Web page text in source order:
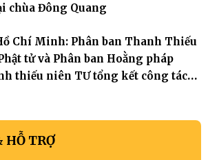
chùa Đông Quang
Chí Minh: Phân ban Thanh Thiếu
tử và Phân ban Hoằng pháp
thiếu niên TƯ tổng kết công tác
HỖ TRỢ